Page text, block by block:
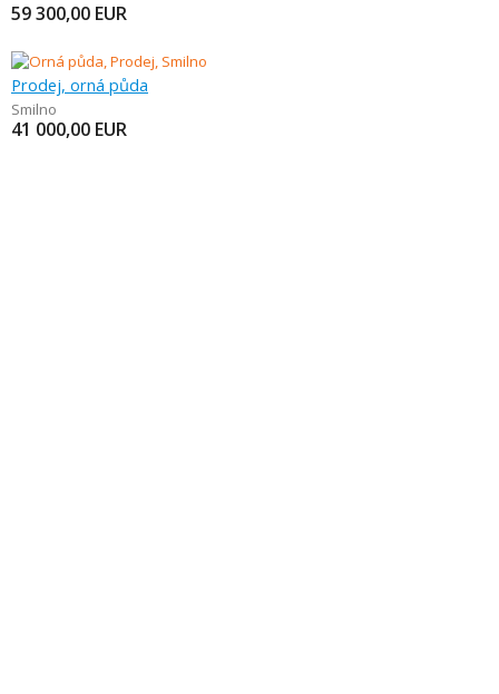
59 300,00 EUR
Prodej, orná půda
Smilno
41 000,00 EUR